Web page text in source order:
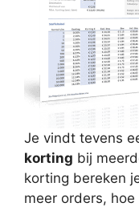
Je vindt tevens
korting bij
korting bereken
meer orders,